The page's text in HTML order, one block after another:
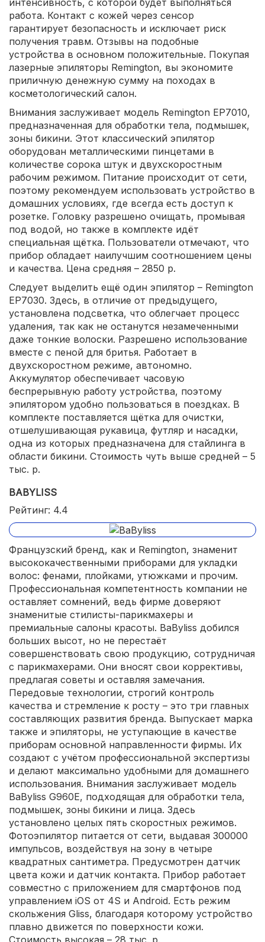
работа. Контакт с кожей через сенсор
гарантирует безопасность и исключает риск
получения травм. Отзывы на подобные
устройства в основном положительные. Покупая
лазерные эпиляторы Remington, вы экономите
приличную денежную сумму на походах в
косметологический салон.
Внимания заслуживает модель Remington EP7010,
предназначенная для обработки тела, подмышек,
зоны бикини. Этот классический эпилятор
оборудован металлическими пинцетами в
количестве сорока штук и двухскоростным
рабочим режимом. Питание происходит от сети,
поэтому рекомендуем использовать устройство в
домашних условиях, где всегда есть доступ к
розетке. Головку разрешено очищать, промывая
под водой, но также в комплекте идёт
специальная щётка. Пользователи отмечают, что
прибор обладает наилучшим соотношением цены
и качества. Цена средняя – 2850 р.
Следует выделить ещё один эпилятор – Remington
EP7030. Здесь, в отличие от предыдущего,
установлена подсветка, что облегчает процесс
удаления, так как не останутся незамеченными
даже тонкие волоски. Разрешено использование
вместе с пеной для бритья. Работает в
двухскоростном режиме, автономно.
Аккумулятор обеспечивает часовую
беспрерывную работу устройства, поэтому
эпилятором удобно пользоваться в поездках. В
комплекте поставляется щётка для очистки,
отшелушивающая рукавица, футляр и насадки,
одна из которых предназначена для стайлинга в
области бикини. Стоимость чуть выше средней – 5
тыс. р.
BABYLISS
Рейтинг: 4.4
Французский бренд, как и Remington, знаменит
высококачественными приборами для укладки
волос: фенами, плойками, утюжками и прочим.
Профессиональная компетентность компании не
оставляет сомнений, ведь фирме доверяют
знаменитые стилисты-парикмахеры и
премиальные салоны красоты. BaByliss добился
больших высот, но не перестаёт
совершенствовать свою продукцию, сотрудничая
с парикмахерами. Они вносят свои коррективы,
предлагая советы и оставляя замечания.
Передовые технологии, строгий контроль
качества и стремление к росту – это три главных
составляющих развития бренда. Выпускает марка
также и эпиляторы, не уступающие в качестве
приборам основной направленности фирмы. Их
создают с учётом профессиональной экспертизы
и делают максимально удобными для домашнего
использования. Внимания заслуживает модель
BaByliss G960E, подходящая для обработки тела,
подмышек, зоны бикини и лица. Здесь
установлено целых пять скоростных режимов.
Фотоэпилятор питается от сети, выдавая 300000
импульсов, воздействуя на зону в четыре
квадратных сантиметра. Предусмотрен датчик
цвета кожи и датчик контакта. Прибор работает
совместно с приложением для смартфонов под
управлением iOS от 4S и Android. Есть режим
скольжения Gliss, благодаря которому устройство
плавно движется по поверхности кожи.